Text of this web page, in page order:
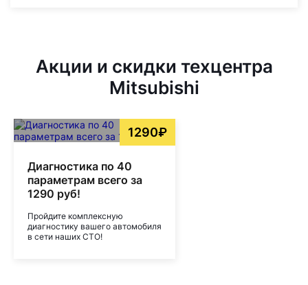
Акции и скидки техцентра
Mitsubishi
1290₽
Диагностика по 40
параметрам всего за
1290 руб!
Пройдите комплексную
диагностику вашего автомобиля
в сети наших СТО!